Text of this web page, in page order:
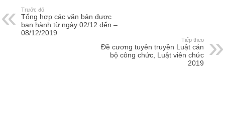
Trước đó
Tổng hợp các văn bản được
ban hành từ ngày 02/12 đến –
08/12/2019
Tiếp theo
Đề cương tuyên truyền Luật cán
bộ công chức, Luật viên chức
2019